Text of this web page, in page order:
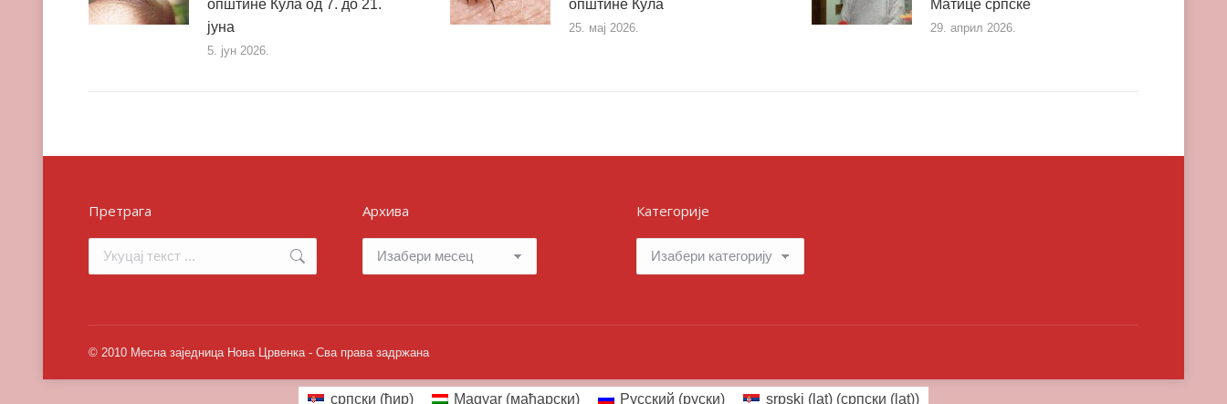
општине Кула од 7. до 21.
јуна
5. јун 2026.
општине Кула
25. мај 2026.
Матице српске
29. април 2026.
Претрага Архива Категорије
© 2010 Месна заједница Нова Црвенка - Сва права задржана
српски (ћир) Magyar (мађарски) Русский (руски) srpski (lat)(српски (lat))